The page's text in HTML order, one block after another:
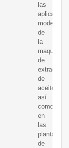
las
modernas
de
la
maquinaria
de
extracción
de
aceite,
así
como
en
las
plantas
de